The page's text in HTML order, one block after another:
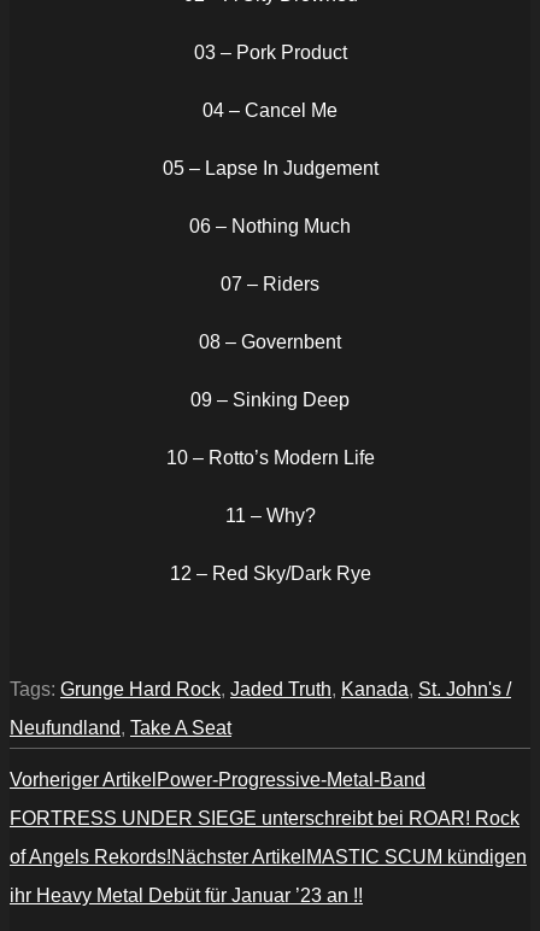
03 – Pork Product
04 – Cancel Me
05 – Lapse In Judgement
06 – Nothing Much
07 – Riders
08 – Governbent
09 – Sinking Deep
10 – Rotto’s Modern Life
11 – Why?
12 – Red Sky/Dark Rye
Tags: Grunge Hard Rock, Jaded Truth, Kanada, St. John's /
Neufundland, Take A Seat
Vorheriger Artikel Power-Progressive-Metal-Band
FORTRESS UNDER SIEGE unterschreibt bei ROAR! Rock
of Angels Rekords!Nächster Artikel MASTIC SCUM kündigen
ihr Heavy Metal Debüt für Januar ’23 an !!